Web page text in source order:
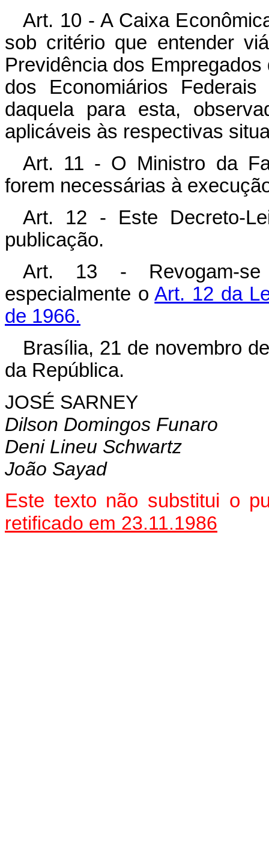
Art. 10 - A Caixa
sob critério que entender
Previdência dos
dos Economiários
daquela para esta,
aplicáveis às respectivas
Art. 11 - O Ministro da
forem necessárias à
Art. 12 - Este Decreto-
publicação.
Art. 13 - Revogam-
especialmente oArt. 12 da
de 1966.
Brasília, 21 de novembro
da República.
JOSÉ SARNEY
Dilson Domingos Funaro
Deni Lineu Schwartz
João Sayad
Este texto não substitui o
retificado em 23.11.1986